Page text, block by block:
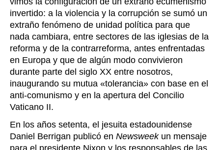
invertido: a la violencia y la corrupción se sumó un
extraño fenómeno de unidad política para que
nada cambiara, entre sectores de las iglesias de la
reforma y de la contrarreforma, antes enfrentadas
en Europa y que de algún modo convivieron
durante parte del siglo XX entre nosotros,
inaugurando su mutua «tolerancia» con base en el
anti-comunismo y en la apertura del Concilio
Vaticano II.
En los años setenta, el jesuita estadounidense
Daniel Berrigan publicó en Newsweek un mensaje
para el presidente Nixon y los responsables de las